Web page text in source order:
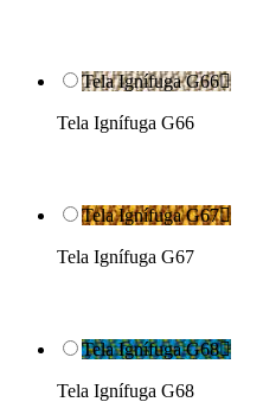
Tela Ignífuga G66
Tela Ignífuga G66
Tela Ignífuga G67
Tela Ignífuga G67
Tela Ignífuga G68
Tela Ignífuga G68